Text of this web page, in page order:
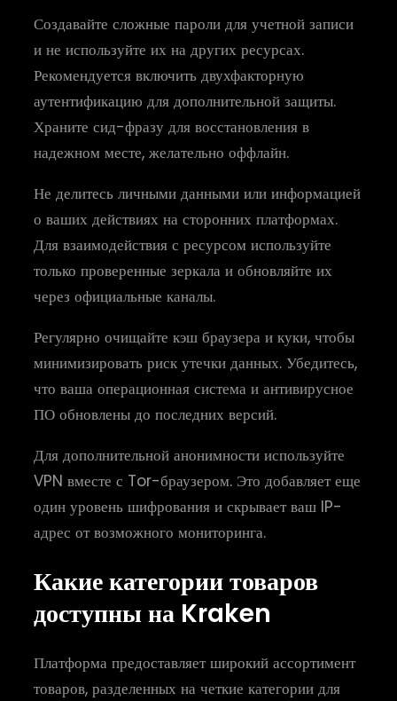
Создавайте сложные пароли для учетной записи
и не используйте их на других ресурсах.
Рекомендуется включить двухфакторную
аутентификацию для дополнительной защиты.
Храните сид-фразу для восстановления в
надежном месте, желательно оффлайн.
Не делитесь личными данными или информацией
о ваших действиях на сторонних платформах.
Для взаимодействия с ресурсом используйте
только проверенные зеркала и обновляйте их
через официальные каналы.
Регулярно очищайте кэш браузера и куки, чтобы
минимизировать риск утечки данных. Убедитесь,
что ваша операционная система и антивирусное
ПО обновлены до последних версий.
Для дополнительной анонимности используйте
VPN вместе с Tor-браузером. Это добавляет еще
один уровень шифрования и скрывает ваш IP-
адрес от возможного мониторинга.
Какие категории товаров
доступны на Kraken
Платформа предоставляет широкий ассортимент
товаров, разделенных на четкие категории для